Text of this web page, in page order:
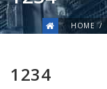
HOME
1234